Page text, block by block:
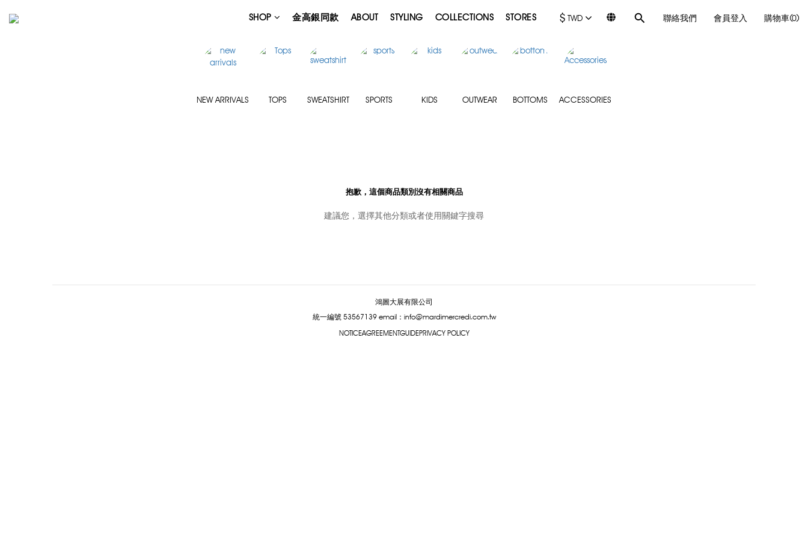
$ TWD 聯絡我們 會員登入 購物車(0)
SHOP 金高銀同款 ABOUT STYLING COLLECTIONS STORES
NEW ARRIVALS TOPS SWEATSHIRT SPORTS KIDS OUTWEAR BOTTOMS ACCESSORIES
抱歉，這個商品類別沒有相關商品
建議您，選擇其他分類或者使用關鍵字搜尋
鴻圖大展有限公司
統一編號 53567139 email：info@mardimercredi.com.tw
NOTICEAGREEMENTGUIDEPRIVACY POLICY